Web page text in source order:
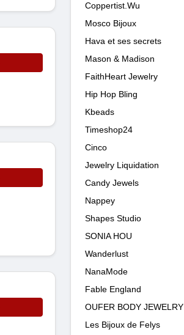
Coppertist.Wu
Mosco Bijoux
Hava et ses secrets
Mason & Madison
FaithHeart Jewelry
Hip Hop Bling
Kbeads
Timeshop24
Cinco
Jewelry Liquidation
Candy Jewels
Nappey
Shapes Studio
SONIA HOU
Wanderlust
NanaMode
Fable England
OUFER BODY JEWELRY
Les Bijoux de Felys